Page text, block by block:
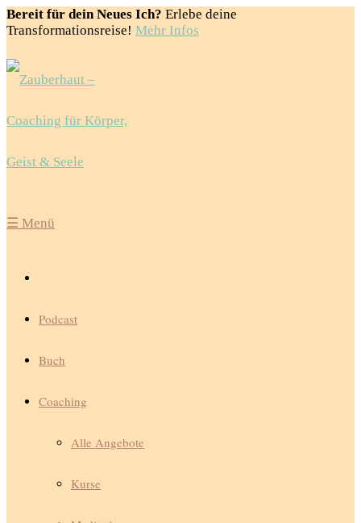
Bereit für dein Neues Ich? Erlebe deine
Transformationsreise! Mehr Infos
☰ Menü
Podcast
Buch
Coaching
Alle Angebote
Kurse